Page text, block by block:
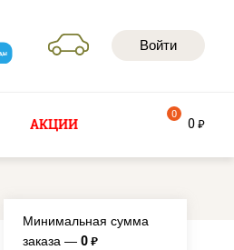
Войти
АКЦИИ 0 руб
0
Минимальная сумма
заказа — 0 руб.